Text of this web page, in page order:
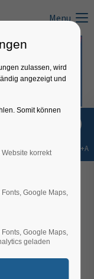
Menu
zulassen, wird
angezeigt und
Somit können
korrekt
Google Maps,
Google Maps,
geladen
Shift+Alt+A